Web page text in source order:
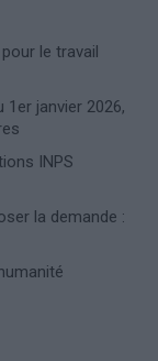
le travail
1er janvier 2026,
INPS
la demande :